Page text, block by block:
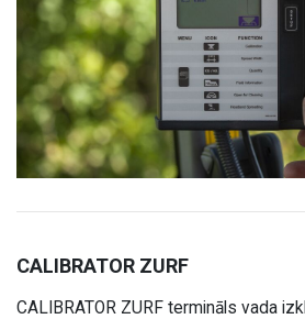
CALIBRATOR ZURF
CALIBRATOR ZURF termināls vada